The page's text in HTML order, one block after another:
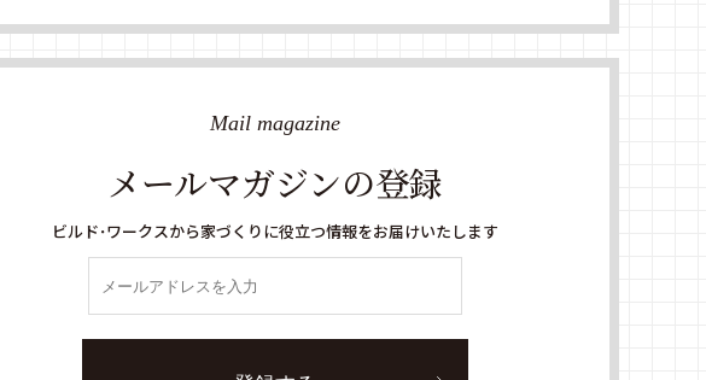
メールマガジンの登録
Mail magazine
ビルド・ワークスから家づくりに役立つ情報をお届けいたします